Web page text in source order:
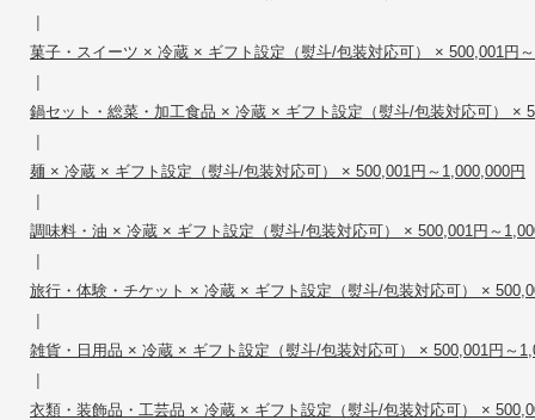
|
菓子・スイーツ × 冷蔵 × ギフト設定（熨斗/包装対応可） × 500,001円
|
鍋セット・総菜・加工食品 × 冷蔵 × ギフト設定（熨斗/包装対応可） ×
|
麺 × 冷蔵 × ギフト設定（熨斗/包装対応可） × 500,001円～1,000,000円
|
調味料・油 × 冷蔵 × ギフト設定（熨斗/包装対応可） × 500,001円～
|
旅行・体験・チケット × 冷蔵 × ギフト設定（熨斗/包装対応可） ×
|
雑貨・日用品 × 冷蔵 × ギフト設定（熨斗/包装対応可） × 500,001円～
|
衣類・装飾品・工芸品 × 冷蔵 × ギフト設定（熨斗/包装対応可） ×